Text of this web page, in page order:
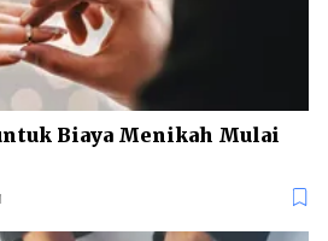
Biaya Menikah Mulai